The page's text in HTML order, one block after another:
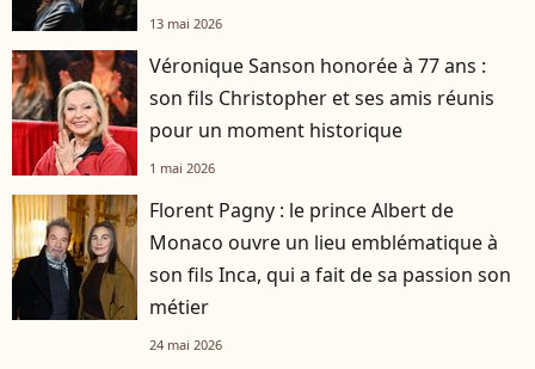
13 mai 2026
Véronique Sanson honorée à 77 ans :
son fils Christopher et ses amis réunis
pour un moment historique
1 mai 2026
Florent Pagny : le prince Albert de
Monaco ouvre un lieu emblématique à
son fils Inca, qui a fait de sa passion son
métier
24 mai 2026